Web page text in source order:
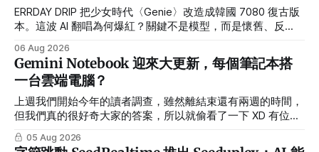
ERRDAY DRIP 把少女時代〈Genie〉改造成韓國 7080 復古版
本。這波 AI 翻唱為何爆紅？關鍵不是模型，而是懷舊、反
06 Aug 2026
Gemini Notebook 迎來大更新，每個筆記本搭
一台雲端電腦？
上週我們開始今年的讀者調查，雖然離結束還有兩週的時間，
但我們真的很好奇大家的答案，所以就偷看了一下 XD 有位在
製造業擔任工程師的讀者分享，我覺得他的比喻很妙： 主管
們都認為用 AI 可以減少開發時間，其實不然，反而增加了開
05 Aug 2026